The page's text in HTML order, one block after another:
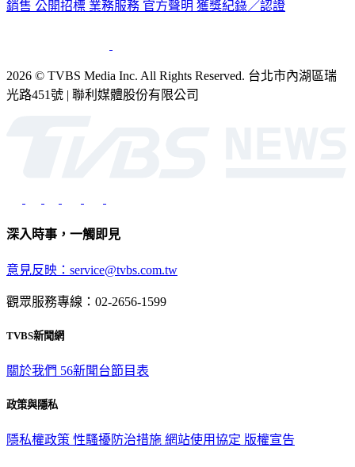
銷售 公開招標 業務服務 官方聲明 獲獎紀錄／認證
2026 © TVBS Media Inc. All Rights Reserved. 台北市內湖區瑞
光路451號 | 聯利媒體股份有限公司
深入時事，一觸即見
意見反映：service@tvbs.com.tw
觀眾服務專線：02-2656-1599
TVBS新聞網
關於我們 56新聞台節目表
政策與隱私
隱私權政策 性騷擾防治措施 網站使用協定 版權宣告